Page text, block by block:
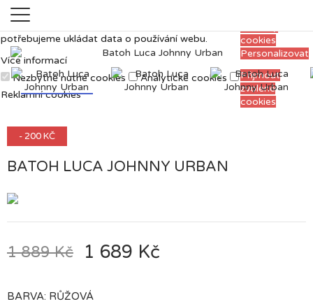
Měříme, ladíme a vylepšujeme, aby pro vás
prohlížení webu bylo co nejpříjemnější. Proto si
potřebujeme ukládat data o používání webu.
Více informací
cookies
Personalizovat
Nezbytně nutné cookies
Analytické cookies
Reklamní cookies
Přijmout
zvolené
cookies
- 200 KČ
BATOH LUCA JOHNNY URBAN
1 889 Kč 1 689 Kč
BARVA: RŮŽOVÁ